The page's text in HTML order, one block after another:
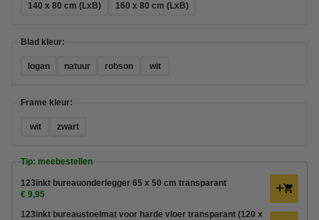
140 x 80 cm (LxB) 160 x 80 cm (LxB)
Blad kleur:
logan natuur robson wit
Frame kleur:
wit zwart
Tip: meebestellen
123inkt bureauonderlegger 65 x 50 cm transparant
€ 9,95
123inkt bureaustoelmat voor harde vloer transparant (120 x